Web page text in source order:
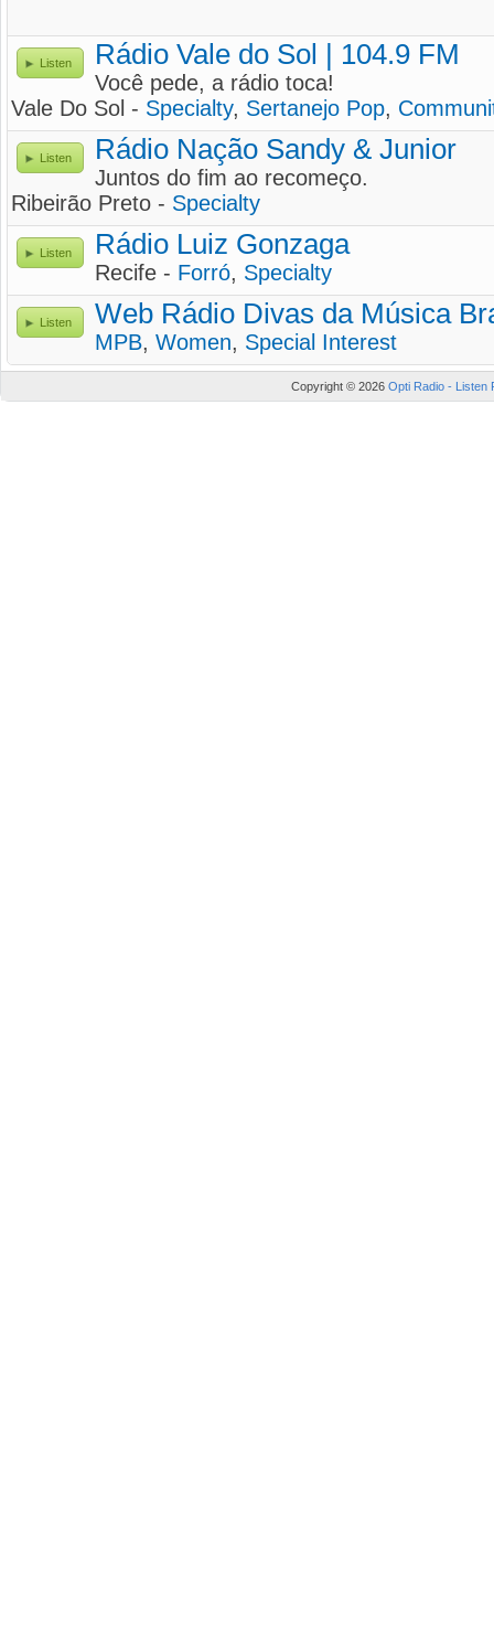
Listen Rádio Vale do Sol | 104.9 FM
Você pede, a rádio toca!
Vale Do Sol - Specialty, Sertanejo Pop,
Listen Rádio Nação Sandy & Junior
Juntos do fim ao recomeço.
Ribeirão Preto - Specialty
Listen Rádio Luiz Gonzaga
Recife - Forró, Specialty
Listen Web Rádio Divas da Música
MPB, Women, Special Interest
Copyright © 2026 Opti Radio - Listen